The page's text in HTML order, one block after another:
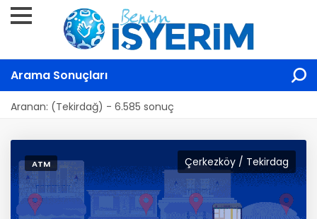
Arama Sonuçları
Aranan: (Tekirdağ) - 6.585 sonuç
Çerkezköy / Tekirdag
ATM